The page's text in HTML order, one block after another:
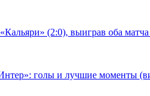
(2:0), выиграв оба
голы и лучшие моменты